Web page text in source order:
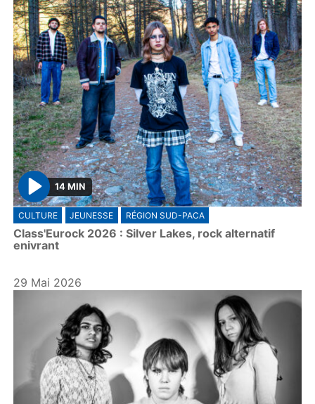
P
l
a
y
14 MIN
CULTURE JEUNESSE RÉGION SUD-PACA
Class'Eurock 2026 : Silver Lakes, rock alternatif
enivrant
29 Mai 2026